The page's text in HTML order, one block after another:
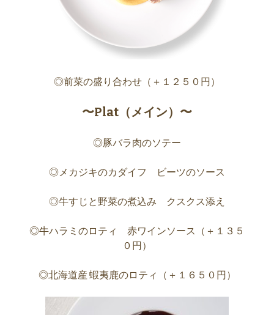
◎前菜の盛り合わせ（＋１２５０円）
〜Plat（メイン）〜
◎豚バラ肉のソテー
◎メカジキのカダイフ ビーツのソース
◎牛すじと野菜の煮込み クスクス添え
◎牛ハラミのロティ 赤ワインソース（＋１３５
０円）
◎北海道産 蝦夷鹿のロティ（＋１６５０円）